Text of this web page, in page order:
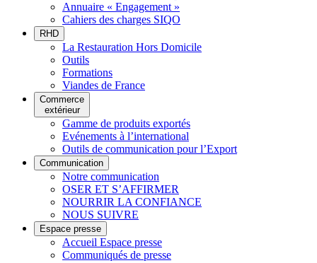
Annuaire « Engagement »
Cahiers des charges SIQO
RHD
La Restauration Hors Domicile
Outils
Formations
Viandes de France
Commerce
extérieur
Gamme de produits exportés
Evénements à l’international
Outils de communication pour l’Export
Communication
Notre communication
OSER ET S’AFFIRMER
NOURRIR LA CONFIANCE
NOUS SUIVRE
Espace presse
Accueil Espace presse
Communiqués de presse